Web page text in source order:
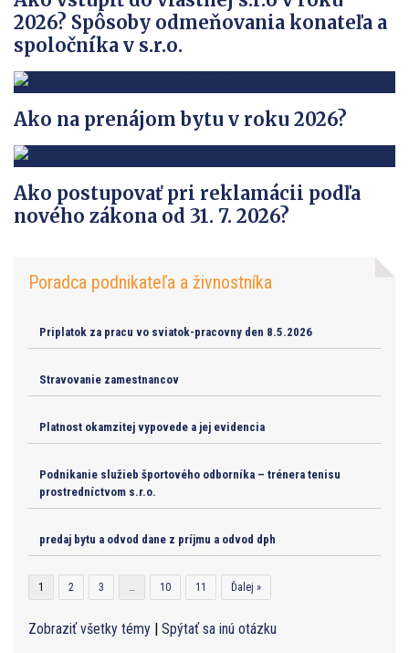
2026? Spôsoby odmeňovania konateľa a
spoločníka v s.r.o.
Ako na prenájom bytu v roku 2026?
Ako postupovať pri reklamácii podľa
nového zákona od 31. 7. 2026?
Poradca podnikateľa a živnostníka
Priplatok za pracu vo sviatok-pracovny den 8.5.2026
Stravovanie zamestnancov
Platnost okamzitej vypovede a jej evidencia
Podnikanie služieb športového odborníka – trénera tenisu
prostredníctvom s.r.o.
predaj bytu a odvod dane z príjmu a odvod dph
1 2 3 … 10 11 Ďalej »
Zobraziť všetky témy Spýtať sa inú otázku